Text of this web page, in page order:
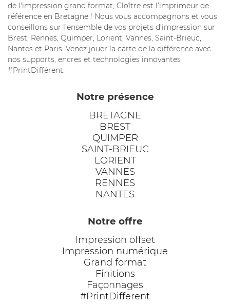
de l'impression grand format, Cloître est l’imprimeur de
référence en Bretagne ! Nous vous accompagnons et vous
conseillons sur l’ensemble de vos projets d’impression sur
Brest, Rennes, Quimper, Lorient, Vannes, Saint-Brieuc,
Nantes et Paris. Venez jouer la carte de la différence avec
nos supports, encres et technologies innovantes
#PrintDifférent.
Notre présence
BRETAGNE
BREST
QUIMPER
SAINT-BRIEUC
LORIENT
VANNES
RENNES
NANTES
Notre offre
Impression offset
Impression numérique
Grand format
Finitions
Façonnages
#PrintDifferent